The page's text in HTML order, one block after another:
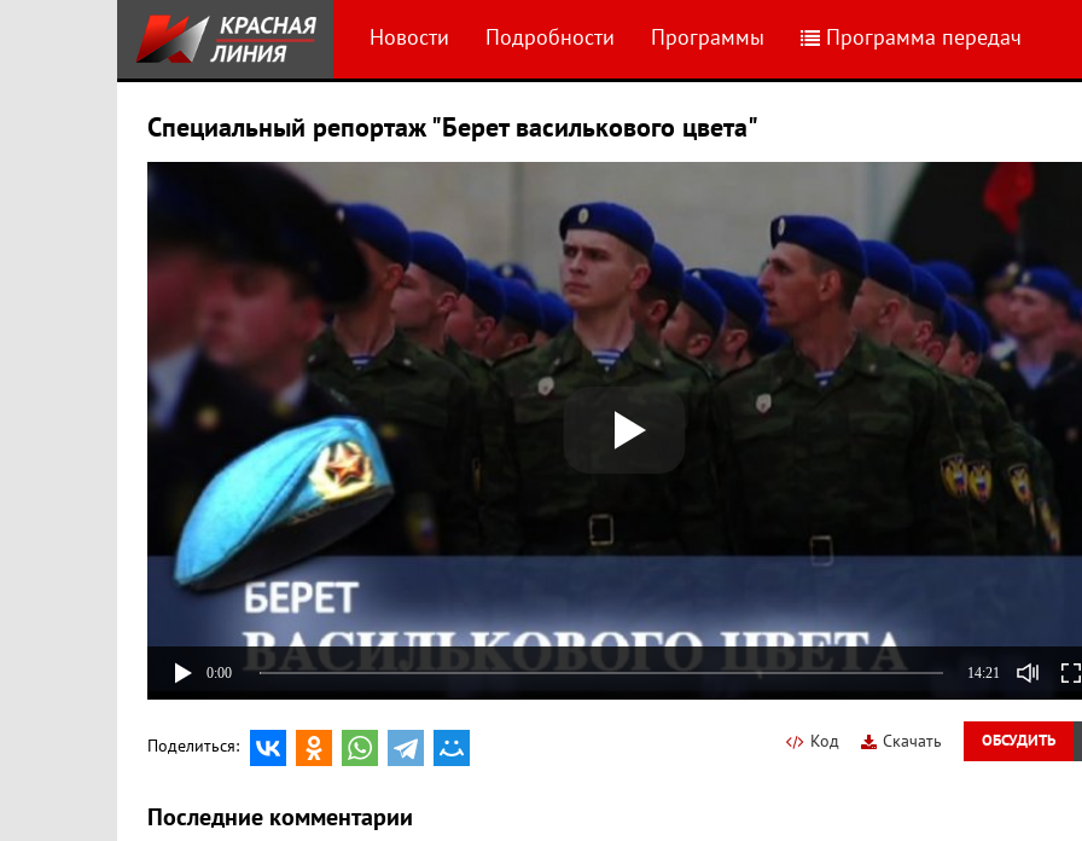
Новости Подробности Программы Программа передач
Специальный репортаж "Берет василькового цвета"
0:00 14:21
ОБСУДИТЬ
Скачать
Код
Поделиться:
Последние комментарии